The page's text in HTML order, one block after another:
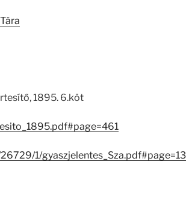
1895. 6.köt
1/gyaszjelentes_Sza.pdf#page=13